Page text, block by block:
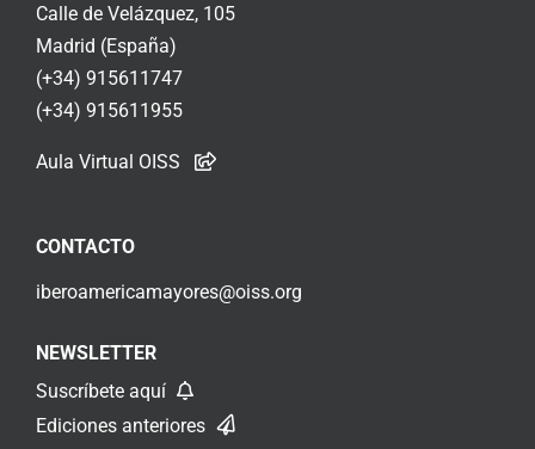
Calle de Velázquez, 105
Madrid (España)
(+34) 915611747
(+34) 915611955
Aula Virtual OISS
CONTACTO
iberoamericamayores@oiss.org
NEWSLETTER
Suscríbete aquí
Ediciones anteriores